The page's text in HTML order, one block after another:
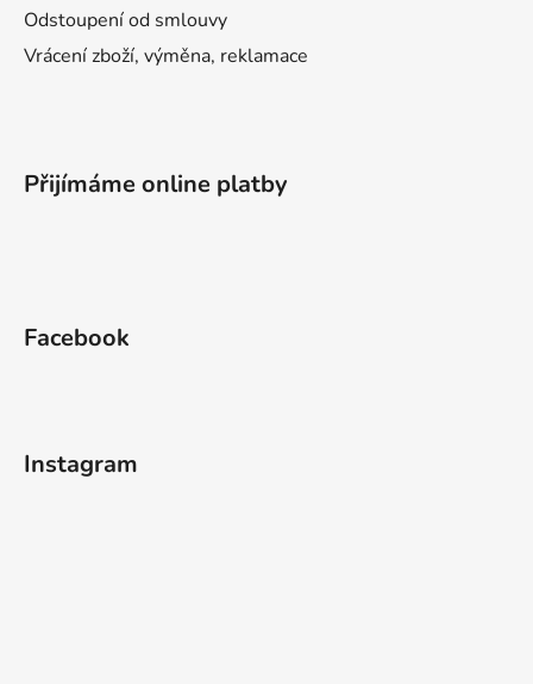
Odstoupení od smlouvy
Vrácení zboží, výměna, reklamace
Přijímáme online platby
Facebook
Instagram